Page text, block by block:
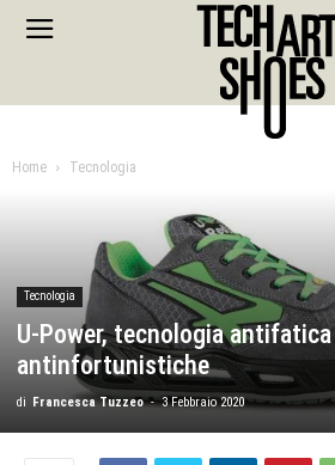
Home Tecnologia
Tecnologia
U-Power, tecnologia
antinfortunistiche
di Francesca Tuzzeo - 3 Febbraio 2020